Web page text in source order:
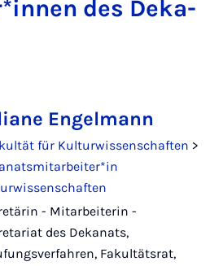
des De­ka­
Engelmann
für Kulturwissenschaften >
- Mitarbeiterin -
des Dekanats,
Fakultätsrat,